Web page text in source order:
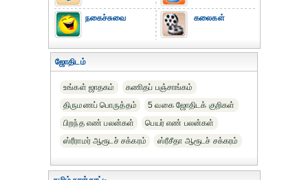
நகைச்சுவை கலைகள்
ஜோதிடம்
உங்கள் ஜாதகம்
கணிதப் பஞ்சாங்கம்
திருமணப் பொருத்தம்
5 வகை ஜோதிடக் குறிகள்
பிறந்த எண் பலன்கள்
பெயர் எண் பலன்கள்
ஸ்ரீராமர் ஆரூடச் சக்கரம்
ஸ்ரீசீதா ஆரூடச் சக்கரம்